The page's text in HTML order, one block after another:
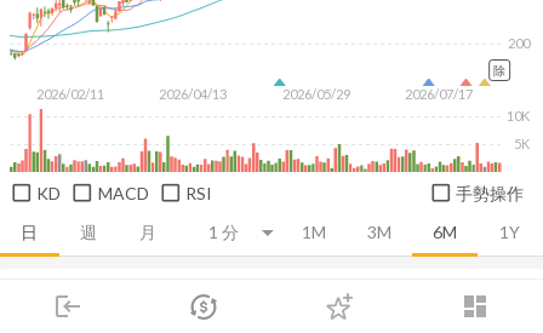
login dashboard
市場 登入
日 週 月 1M 3M 6M 1Y
2026/02/11 2026/04/13 2026/05/29 2026/07/17
200
5K
10K
除
KD MACD RSI 手勢操作
推薦卡片 消息面 財務報